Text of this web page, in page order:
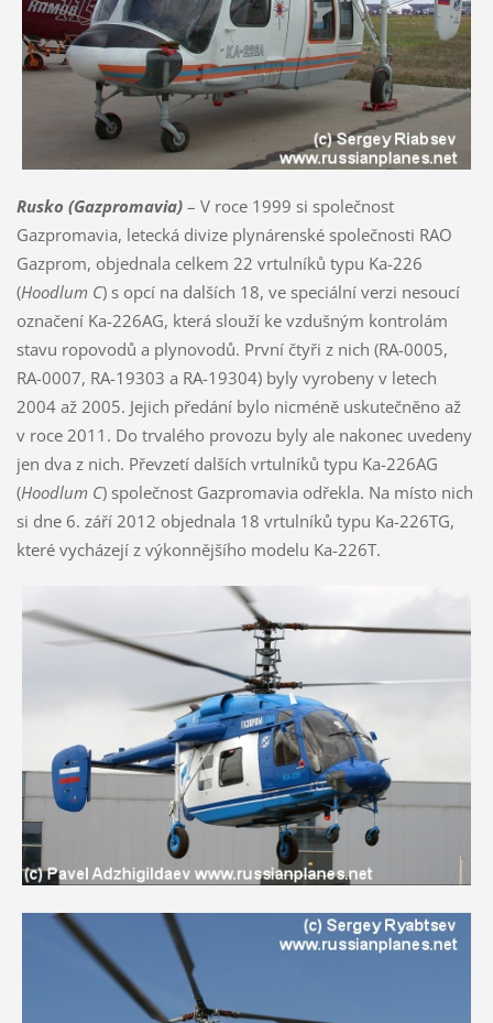
Rusko (Gazpromavia)– V roce 1999 si společnost
Gazpromavia, letecká divize plynárenské společnosti RAO
Gazprom, objednala celkem 22 vrtulníků typu Ka-226
(Hoodlum C) s opcí na dalších 18, ve speciální verzi nesoucí
označení Ka-226AG, která slouží ke vzdušným kontrolám
stavu ropovodů a plynovodů. První čtyři z nich (RA-0005,
RA-0007, RA-19303 a RA-19304) byly vyrobeny v letech
2004 až 2005. Jejich předání bylo nicméně uskutečněno až
v roce 2011. Do trvalého provozu byly ale nakonec uvedeny
jen dva z nich. Převzetí dalších vrtulníků typu Ka-226AG
(Hoodlum C) společnost Gazpromavia odřekla. Na místo nich
si dne 6. září 2012 objednala 18 vrtulníků typu Ka-226TG,
které vycházejí z výkonnějšího modelu Ka-226T.